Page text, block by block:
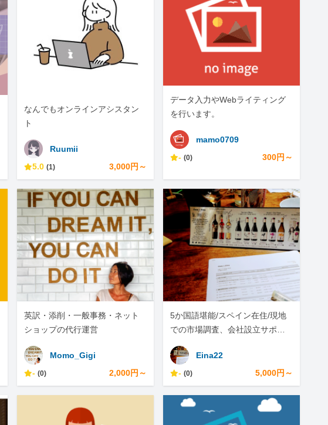
なんでもオンラインアシスタン
ト
Ruumii
5.0 (1) 3,000円～
データ入力やWebライティング
を行います。
mamo0709
- (0) 300円～
英訳・添削・一般事務・ネット
ショップの代行運営
Momo_Gigi
- (0) 2,000円～
5か国語堪能/スペイン在住/現地
での市場調査、会社設立サポー
す。
Eina22
- (0) 5,000円～